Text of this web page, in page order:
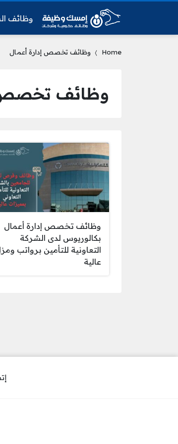
وظائف
Home وظائف تخصص إدارة أعمال
وظائف تخصص
وظائف تخصص إدارة أعمال
بكالوريوس لدى الشركة
التعاونية للتأمين برواتب
عالية